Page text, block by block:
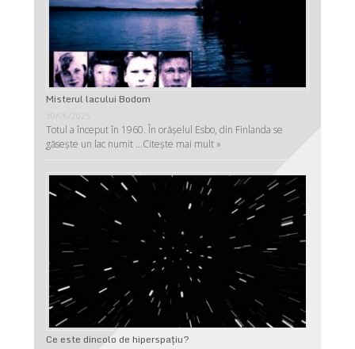
Misterul lacului Bodom
Totul a început în 1960. În orășelul Esbo, din Finlanda se
găsește un lac numit …Citește mai mult »
Ce este dincolo de hiperspaţiu?